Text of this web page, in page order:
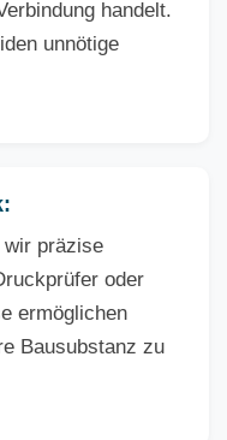
handelt.
unnötige
wir präzise
oder
ermöglichen
Bausubstanz zu